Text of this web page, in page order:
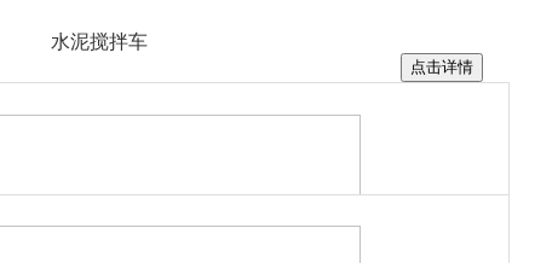
水泥搅拌车
散装饲料运输车
点击详情